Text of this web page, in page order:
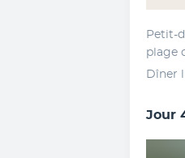
Petit-
plage
Dîner
Jour